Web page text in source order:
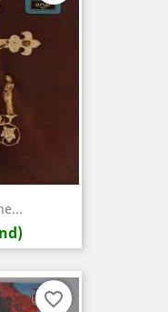
favorite_border